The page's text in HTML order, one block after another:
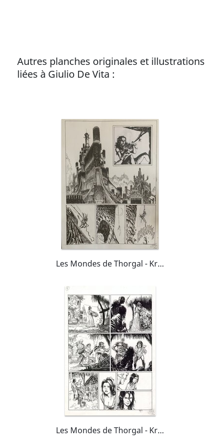
Autres planches originales et illustrations
liées à Giulio De Vita :
Les Mondes de Thorgal - Kriss de Valnor T2
Les Mondes de Thorgal - Kriss de Valnor